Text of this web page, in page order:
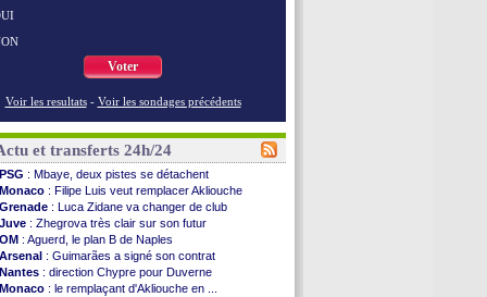
Voter
Voir les resultats - Voir les sondages précédents
et transferts 24h/24
PSG : Mbaye, deux pistes se détachent
Monaco : Filipe Luis veut remplacer Akliouche
Grenade : Luca Zidane va changer de club
Juve : Zhegrova très clair sur son futur
OM : Aguerd, le plan B de Naples
Arsenal : Guimarães a signé son contrat
Nantes : direction Chypre pour Duverne
Monaco : le remplaçant d'Akliouche en ...